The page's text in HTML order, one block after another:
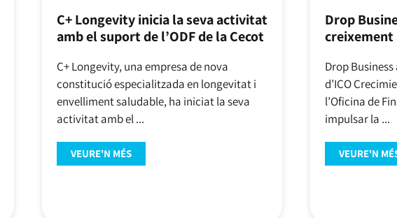
C+ Longevity inicia la seva activitat
amb el suport de l’ODF de la Cecot
C+ Longevity, una empresa de nova
constitució especialitzada en longevitat i
envelliment saludable, ha iniciat la seva
activitat amb el ...
VEURE'N MÉS
Drop
creixement
Drop
d’ICO
l’Oficina de
impulsar la ...
VEURE'N